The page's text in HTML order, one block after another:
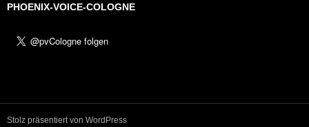
PHOENIX-VOICE-COLOGNE
Stolz präsentiert von WordPress